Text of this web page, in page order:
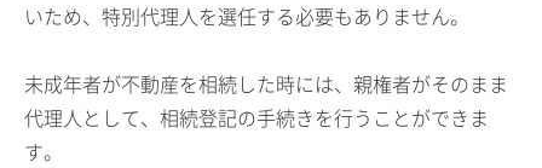
いため、特別代理人を選任する必要もありません。
未成年者が不動産を相続した時には、親権者がそのまま
代理人として、相続登記の手続きを行うことができま
す。